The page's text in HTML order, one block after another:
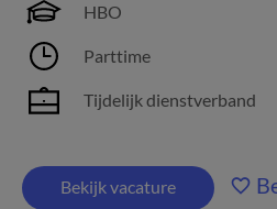
HBO
Parttime
Tijdelijk dienstverband
Bekijk vacature